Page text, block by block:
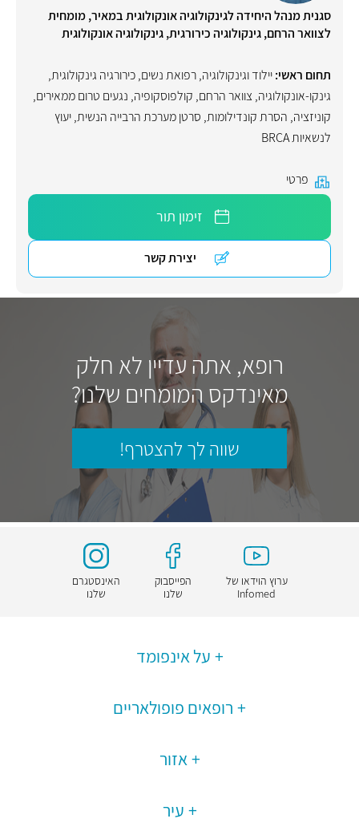
סגנית מנהל היחידה לגינקולוגיה אונקולוגית במאיר, מומחית
לצוואר הרחם, גינקולוגיה כירורגית, גינקולוגיה אונקולוגית
תחום ראשי:יילוד וגינקולוגיה, רפואת נשים,כירורגיה גינקולוגית,
גינקו-אונקולוגיה, צוואר הרחם, קולפוסקופיה, נגעים טרום ממאירים,
קוניזציה, הסרת קונדילומות, סרטן מערכת הרבייה הנשית,יעוץ
לנשאיות BRCA
פרטי
זימון תור
יצירת קשר
רופא, אתה עדיין לא חלק
מאינדקס המומחים שלנו?
שווה לך להצטרף!
ערוץ הוידאו של
Infomed
הפייסבוק
שלנו
האינסטגרם
שלנו
על אינפומד
רופאים פופולאריים
אזור
עיר